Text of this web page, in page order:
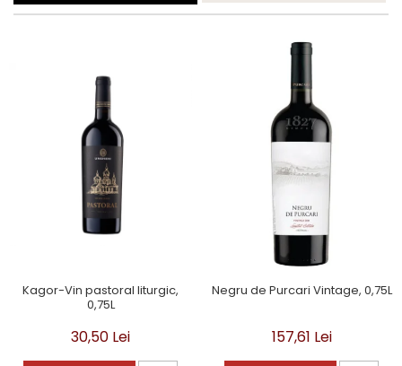
Kagor-Vin pastoral liturgic,
0,75L
30,50 Lei
Negru de Purcari Vintage, 0,75L
157,61 Lei